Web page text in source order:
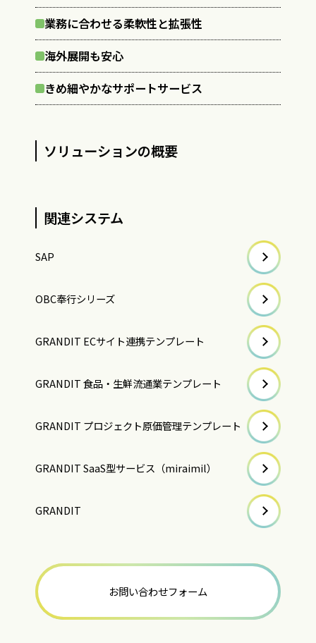
業務に合わせる柔軟性と拡張性
海外展開も安心
きめ細やかなサポートサービス
ソリューションの概要
関連システム
SAP
OBC奉行シリーズ
GRANDIT ECサイト連携テンプレート
GRANDIT 食品・生鮮流通業テンプレート
GRANDIT プロジェクト原価管理テンプレート
GRANDIT SaaS型サービス（miraimil）
GRANDIT
お問い合わせフォーム